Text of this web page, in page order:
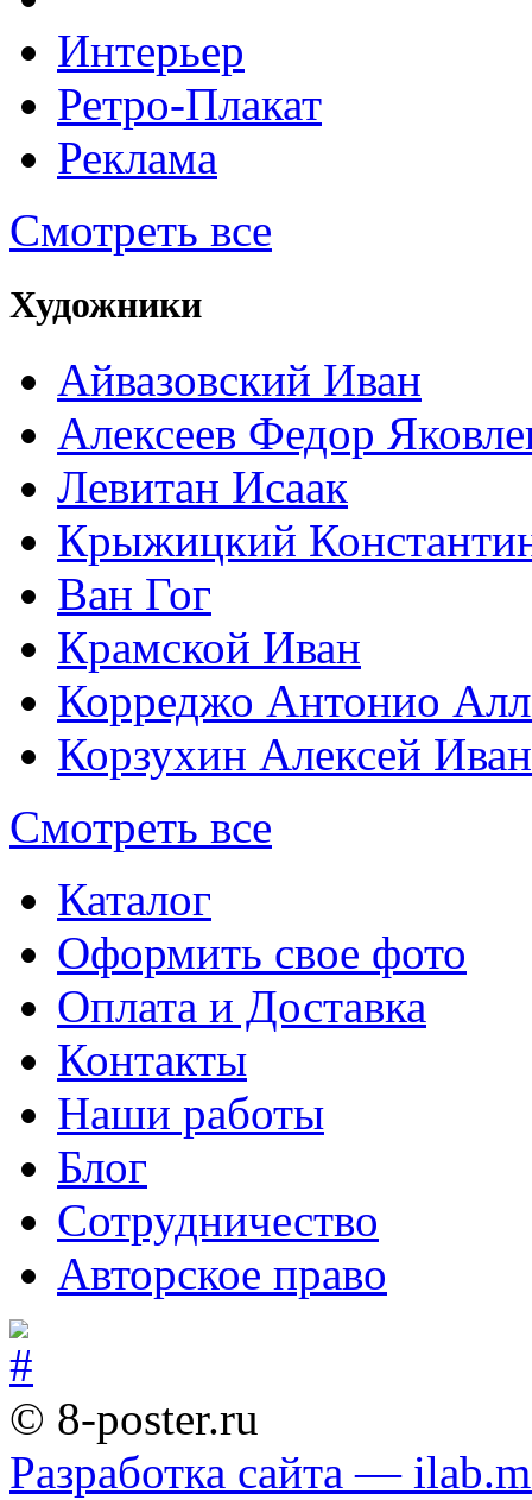
Интерьер
Ретро-Плакат
Реклама
Смотреть все
Художники
Айвазовский Иван
Алексеев Федор
Левитан Исаак
Крыжицкий
Ван Гог
Крамской Иван
Корреджо Антонио
Корзухин Алексей
Смотреть все
Каталог
Оформить свое фото
Оплата и Доставка
Контакты
Наши работы
Блог
Сотрудничество
Авторское право
© 8-poster.ru
Разработка сайта —